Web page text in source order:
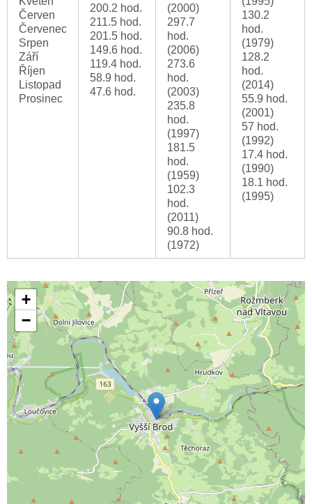
Červen
Červenec
Srpen
Září
Říjen
Listopad
Prosinec
200.2 hod.
211.5 hod.
201.5 hod.
149.6 hod.
119.4 hod.
58.9 hod.
47.6 hod.
(2000)
297.7
hod.
(2006)
273.6
hod.
(2003)
235.8
hod.
(1997)
181.5
hod.
(1959)
102.3
hod.
(2011)
90.8 hod.
(1972)
130.2
hod.
(1979)
128.2
hod.
(2014)
55.9 hod.
(2001)
57 hod.
(1992)
17.4 hod.
(1990)
18.1 hod.
(1995)
+
−